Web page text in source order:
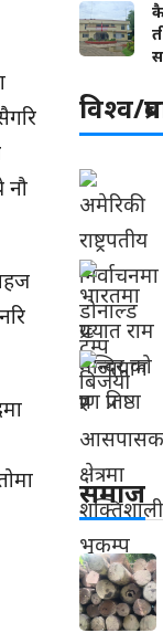
नौ
विश्व/
समाज